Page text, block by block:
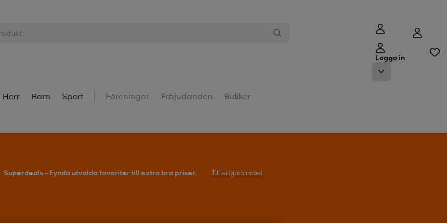
Logga in
Herr Barn Sport Föreningar Erbjudanden Butiker
Superdeals – Fynda utvalda favoriter till extra bra priser. Till erbjudandet